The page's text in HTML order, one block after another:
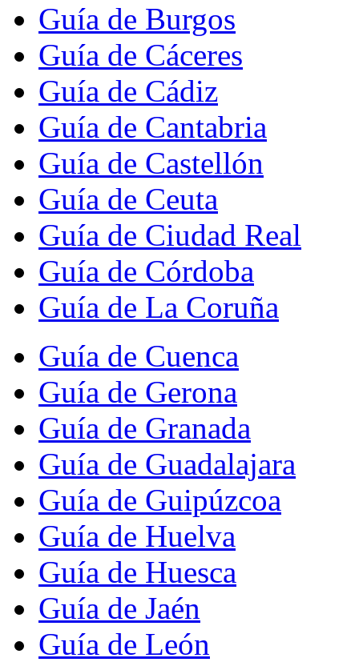
Guía de Burgos
Guía de Cáceres
Guía de Cádiz
Guía de Cantabria
Guía de Castellón
Guía de Ceuta
Guía de Ciudad Real
Guía de Córdoba
Guía de La Coruña
Guía de Cuenca
Guía de Gerona
Guía de Granada
Guía de Guadalajara
Guía de Guipúzcoa
Guía de Huelva
Guía de Huesca
Guía de Jaén
Guía de León